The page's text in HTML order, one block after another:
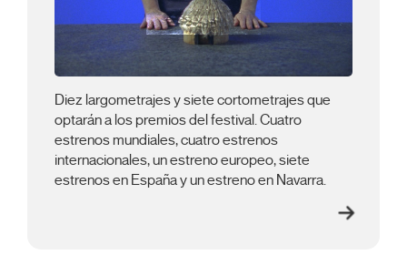
Diez largometrajes y siete cortometrajes que
optarán a los premios del festival. Cuatro
estrenos mundiales, cuatro estrenos
internacionales, un estreno europeo, siete
estrenos en España y un estreno en Navarra.